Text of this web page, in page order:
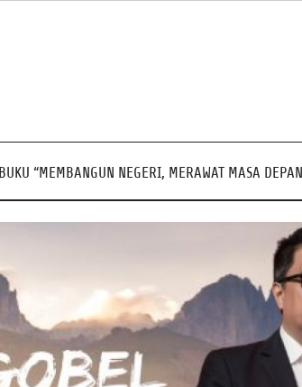
BUKU “MEMBANGUN NEGERI, MERAWAT MASA DEPAN